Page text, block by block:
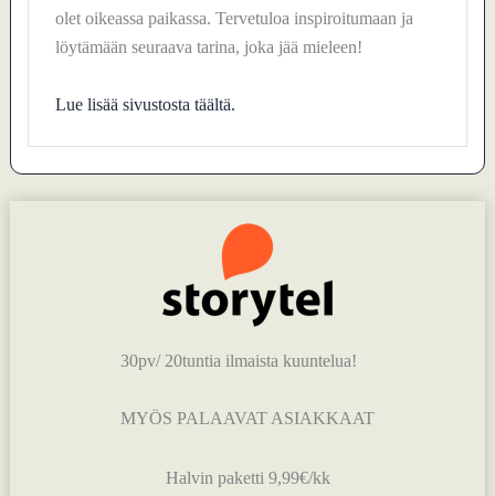
olet oikeassa paikassa. Tervetuloa inspiroitumaan ja
löytämään seuraava tarina, joka jää mieleen!
Lue lisää sivustosta täältä.
30pv/ 20tuntia ilmaista kuuntelua!
MYÖS PALAAVAT ASIAKKAAT
Halvin paketti 9,99€/kk